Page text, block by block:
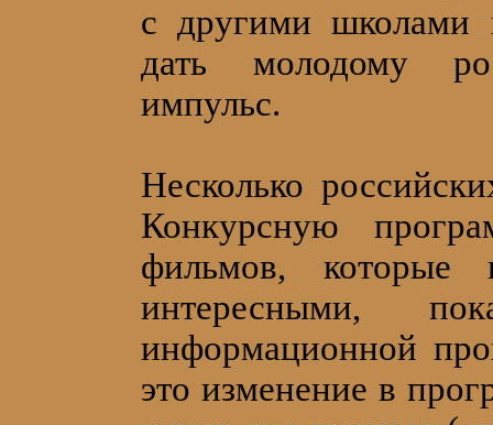
с другими
дать молодому
импульс.
Несколько
Конкурсную
фильмов, которые
интересными,
информационной
это изменение в